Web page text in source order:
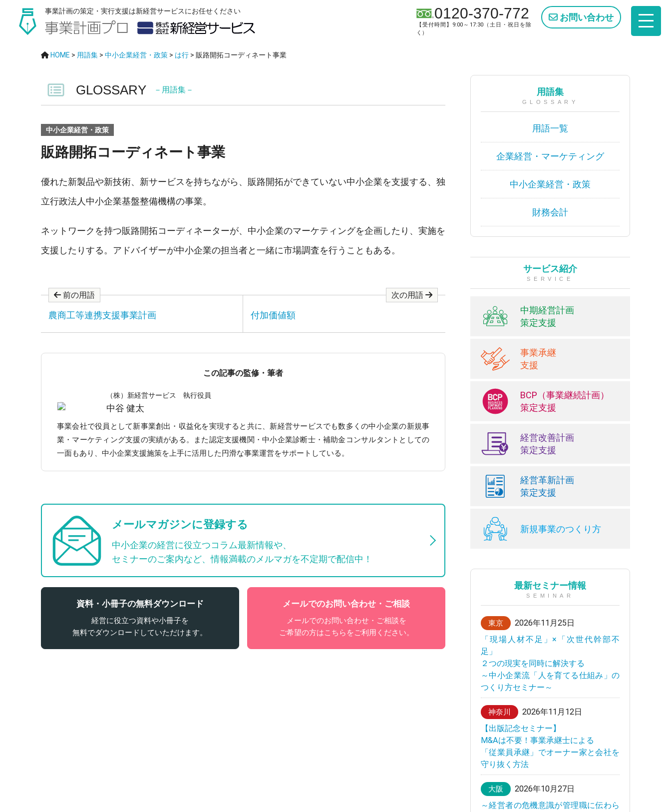
事業計画の策定・実行支援は新経営サービスにお任せください 0120-370-772
【受付時間】9:00～17:30（土日・祝日を除
く）
お問い合わせ
HOME > 用語集 > 中小企業経営・政策 > は行 > 販路開拓コーディネート事業
GLOSSARY －用語集－
中小企業経営・政策
販路開拓コーディネート事業
優れた新製品や新技術、新サービスを持ちながら、販路開拓ができていない中小企業を支援する、独
立行政法人中小企業基盤整備機構の事業。
ネットワークを持つ販路開拓コーディネーターが、中小企業のマーケティングを企画したり、実施を
支援したりする。アドバイザーが中小企業の担当者と一緒に市場調査を行うこともある。
前の用語
農商工等連携支援事業計画
次の用語
付加価値額
この記事の監修・筆者
（株）新経営サービス 執行役員
中谷 健太
事業会社で役員として新事業創出・収益化を実現すると共に、新経営サービスでも数多くの中小企業の新規事
業・マーケティング支援の実績がある。また認定支援機関・中小企業診断士・補助金コンサルタントとしての
一面もあり、中小企業支援施策を上手に活用した円滑な事業運営をサポートしている。
メールマガジンに登録する
中小企業の経営に役立つコラム最新情報や、
セミナーのご案内など、情報満載のメルマガを不定期で配信中！
資料・小冊子の無料ダウンロード
経営に役立つ資料や小冊子を
無料でダウンロードしていただけます。
メールでのお問い合わせ・ご相談
メールでのお問い合わせ・ご相談を
ご希望の方はこちらをご利用ください。
用語集
GLOSSARY
用語一覧
企業経営・マーケティング
中小企業経営・政策
財務会計
サービス紹介
SERVICE
中期経営計画
策定支援
事業承継
支援
BCP（事業継続計画）
策定支援
経営改善計画
策定支援
経営革新計画
策定支援
新規事業のつくり方
最新セミナー情報
SEMINAR
東京
2026年11月25日
「現場人材不足」×「次世代幹部不
足」
２つの現実を同時に解決する
～中小企業流「人を育てる仕組み」の
つくり方セミナー～
神奈川
2026年11月12日
【出版記念セミナー】
M&Aは不要！事業承継士による
「従業員承継」でオーナー家と会社を
守り抜く方法
大阪
2026年10月27日
～経営者の危機意識が管理職に伝わら